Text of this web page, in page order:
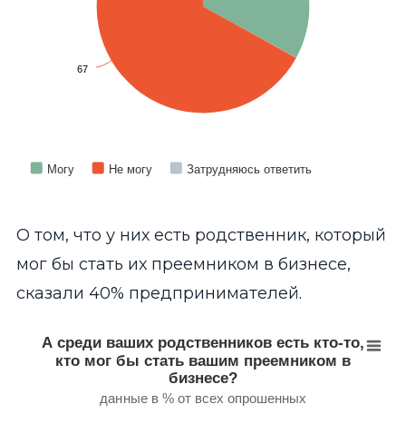
67
Могу Не могу Затрудняюсь ответить
О том, что у них есть родственник, который
мог бы стать их преемником в бизнесе,
сказали 40% предпринимателей.
Pie chart with 4 slices.
данные в % от всех опрошенных
View as data table, А среди ваших родственников есть
А среди ваших родственников есть кто-то,
кто мог бы стать вашим преемником в
бизнесе?
данные в % от всех опрошенных